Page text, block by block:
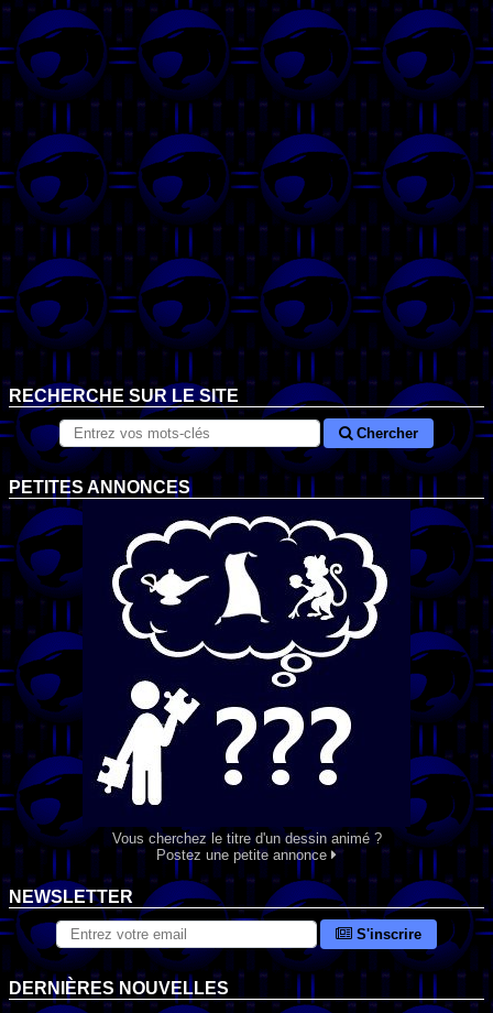
RECHERCHE SUR LE SITE
Chercher
PETITES ANNONCES
Vous cherchez le titre d'un dessin animé ?
Postez une petite annonce
NEWSLETTER
S'inscrire
DERNIÈRES NOUVELLES